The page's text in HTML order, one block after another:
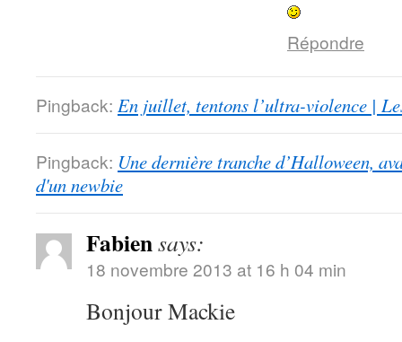
Répondre
Pingback: En juillet, tentons l’ultra-violence |
Pingback: Une dernière tranche d’Halloween,
d'un newbie
Fabiensays:
18 novembre 2013 at 16 h 04 min
Bonjour Mackie